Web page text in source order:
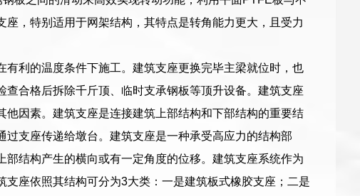
，特别适用于网架结构，其特点是转角能力更大，且受力
利的温度条件下施工。建筑支座更换完毕主梁就位时，也
合格后拆除千斤顶、临时支承钢板等顶升设备。建筑支座
因素。建筑支座是连接建筑上部结构和下部结构的重要结
支座传递给墩台。建筑支座是一种承受高应力的结构部
结构产生的横向或有一定角度的位移。建筑支座系统作为
座依照其结构可分为3大类：一是建筑板式橡胶支座；二是